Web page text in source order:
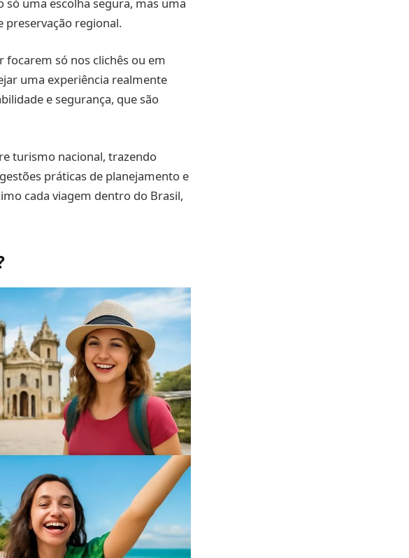
regional.
só nos clichês ou em
uma experiência realmente
e segurança, que são
turismo nacional, trazendo
práticas de planejamento e
cada viagem dentro do Brasil,